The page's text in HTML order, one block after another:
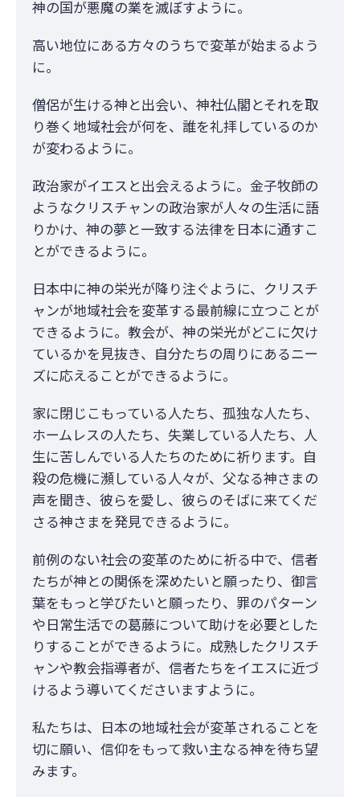
神の国が悪魔の業を滅ぼすように。
高い地位にある方々のうちで変革が始まるよう
に。
僧侶が生ける神と出会い、神社仏閣とそれを取
り巻く地域社会が何を、誰を礼拝しているのか
が変わるように。
政治家がイエスと出会えるように。金子牧師の
ようなクリスチャンの政治家が人々の生活に語
りかけ、神の夢と一致する法律を日本に通すこ
とができるように。
日本中に神の栄光が降り注ぐように、クリスチ
ャンが地域社会を変革する最前線に立つことが
できるように。教会が、神の栄光がどこに欠け
ているかを見抜き、自分たちの周りにあるニー
ズに応えることができるように。
家に閉じこもっている人たち、孤独な人たち、
ホームレスの人たち、失業している人たち、人
生に苦しんでいる人たちのために祈ります。自
殺の危機に瀕している人々が、父なる神さまの
声を聞き、彼らを愛し、彼らのそばに来てくだ
さる神さまを発見できるように。
前例のない社会の変革のために祈る中で、信者
たちが神との関係を深めたいと願ったり、御言
葉をもっと学びたいと願ったり、罪のパターン
や日常生活での葛藤について助けを必要とした
りすることができるように。成熟したクリスチ
ャンや教会指導者が、信者たちをイエスに近づ
けるよう導いてくださいますように。
私たちは、日本の地域社会が変革されることを
切に願い、信仰をもって救い主なる神を待ち望
みます。